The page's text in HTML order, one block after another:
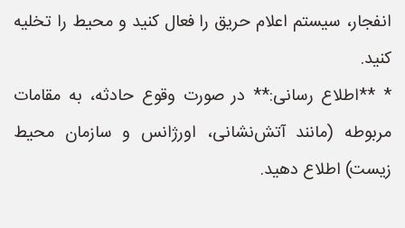
انفجار، سیستم اعلام حریق را فعال کنید و محیط را تخلیه
کنید.
* **اطلاع رسانی:** در صورت وقوع حادثه، به مقامات
مربوطه (مانند آتش‌نشانی، اورژانس و سازمان محیط
زیست) اطلاع دهید.